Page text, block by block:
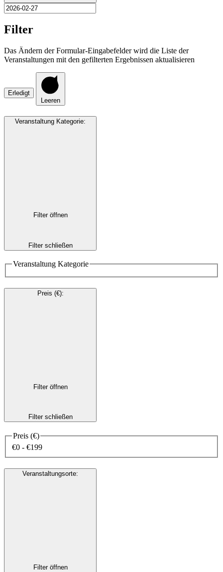
Filter
Das Ändern der Formular-Eingabefelder wird die Liste der
Veranstaltungen mit den gefilterten Ergebnissen aktualisieren
Erledigt
Leeren
Veranstaltung Kategorie:
Filter öffnen
Filter schließen
Veranstaltung Kategorie
Preis (€):
Filter öffnen
Filter schließen
Preis (€)
€0 - €199
Veranstaltungsorte:
Filter öffnen